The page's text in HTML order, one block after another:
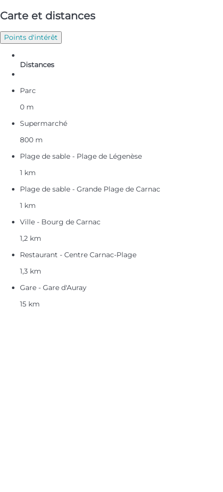
Carte et distances
Points d'intérêt
Distances
Parc
0 m
Supermarché
800 m
Plage de sable - Plage de Légenèse
1 km
Plage de sable - Grande Plage de Carnac
1 km
Ville - Bourg de Carnac
1,2 km
Restaurant - Centre Carnac-Plage
1,3 km
Gare - Gare d'Auray
15 km